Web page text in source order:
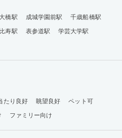
橋駅 成城学園前駅
千歳船橋駅
寿駅 表参道駅
学芸大学駅
たり良好 眺望良好
ペット可
ファミリー向け